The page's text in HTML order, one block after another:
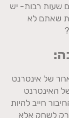
שעות רבות- יש
שאתם לא
של אינטרנט
האינטרנט
חייב להיות
רק לשחק אלא